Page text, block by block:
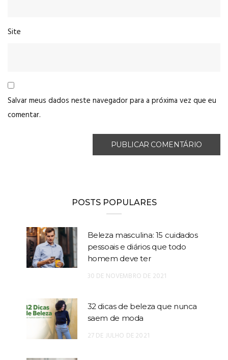
Site
Salvar meus dados neste navegador para a próxima vez que eu
comentar.
POSTS POPULARES
Beleza masculina: 15 cuidados
pessoais e diários que todo
homem deve ter
30 DE NOVEMBRO DE 2021
32 dicas de beleza que nunca
saem de moda
27 DE JULHO DE 2021